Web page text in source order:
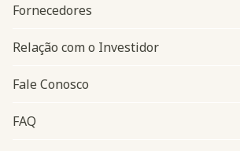
Fornecedores
Relação com o Investidor
Fale Conosco
FAQ